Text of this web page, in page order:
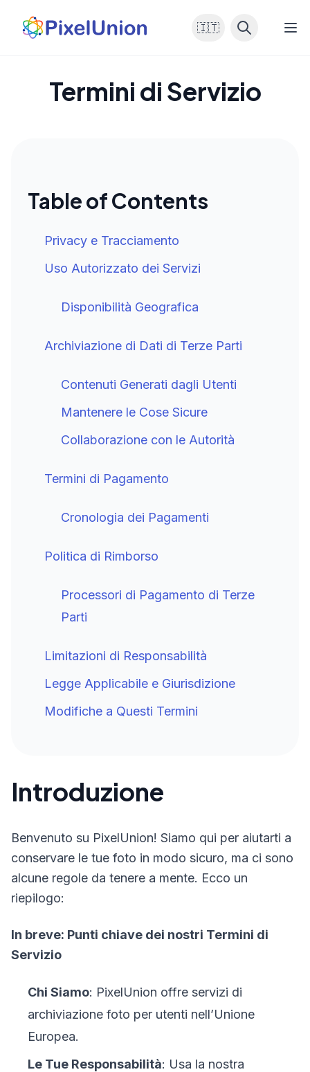
🇮🇹
Termini di Servizio
Table of Contents
Privacy e Tracciamento
Uso Autorizzato dei Servizi
Disponibilità Geografica
Archiviazione di Dati di Terze Parti
Contenuti Generati dagli Utenti
Mantenere le Cose Sicure
Collaborazione con le Autorità
Termini di Pagamento
Cronologia dei Pagamenti
Politica di Rimborso
Processori di Pagamento di Terze
Parti
Limitazioni di Responsabilità
Legge Applicabile e Giurisdizione
Modifiche a Questi Termini
Introduzione
Benvenuto su PixelUnion! Siamo qui per aiutarti a
conservare le tue foto in modo sicuro, ma ci sono
alcune regole da tenere a mente. Ecco un
riepilogo:
In breve: Punti chiave dei nostri Termini di
Servizio
Chi Siamo: PixelUnion offre servizi di
archiviazione foto per utenti nell’Unione
Europea.
Le Tue Responsabilità: Usa la nostra